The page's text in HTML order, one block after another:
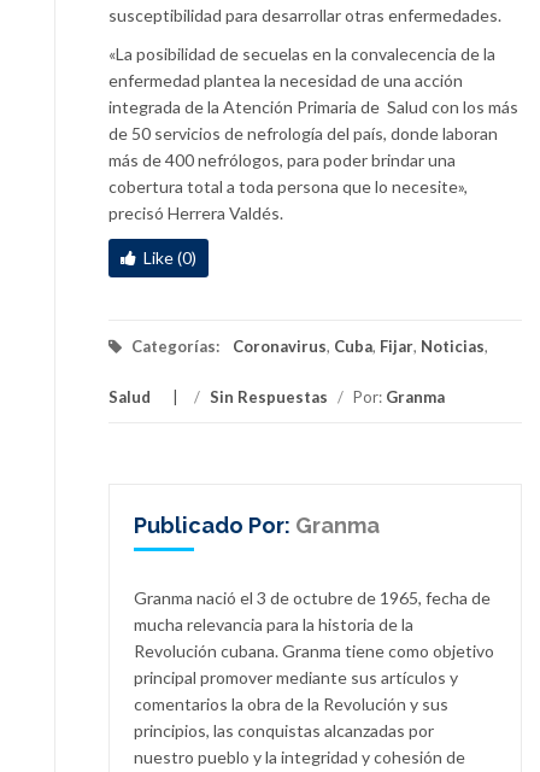
susceptibilidad para desarrollar otras enfermedades.
«La posibilidad de secuelas en la convalecencia de la
enfermedad plantea la necesidad de una acción
integrada de la Atención Primaria de Salud con los más
de 50 servicios de nefrología del país, donde laboran
más de 400 nefrólogos, para poder brindar una
cobertura total a toda persona que lo necesite»,
precisó Herrera Valdés.
Like (0)
Categorías: Coronavirus, Cuba, Fijar, Noticias,
Salud / Sin Respuestas / Por: Granma
Publicado Por: Granma
Granma nació el 3 de octubre de 1965, fecha de
mucha relevancia para la historia de la
Revolución cubana. Granma tiene como objetivo
principal promover mediante sus artículos y
comentarios la obra de la Revolución y sus
principios, las conquistas alcanzadas por
nuestro pueblo y la integridad y cohesión de